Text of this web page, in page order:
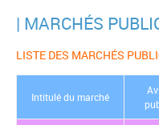
| MARCHÉS
LISTE DES MARCHÉS
Intitulé du marché